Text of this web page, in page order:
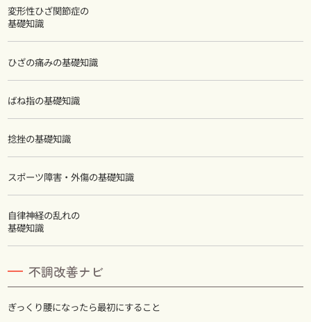
変形性ひざ関節症の
基礎知識
ひざの痛みの基礎知識
ばね指の基礎知識
捻挫の基礎知識
スポーツ障害・外傷の基礎知識
自律神経の乱れの
基礎知識
不調改善ナビ
ぎっくり腰になったら最初にすること